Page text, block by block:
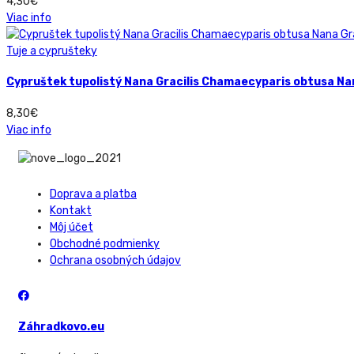
Viac info
Tuje a cyprušteky
Cypruštek tupolistý Nana Gracilis Chamaecyparis obtusa
8,30€
Viac info
Doprava a platba
Kontakt
Môj účet
Obchodné podmienky
Ochrana osobných údajov
Záhradkovo.eu